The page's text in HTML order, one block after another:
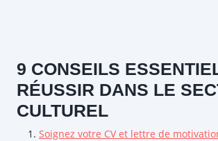
9 CONSEILS
RÉUSSIR DANS LE
CULTUREL
Soignez votre CV et lettre de